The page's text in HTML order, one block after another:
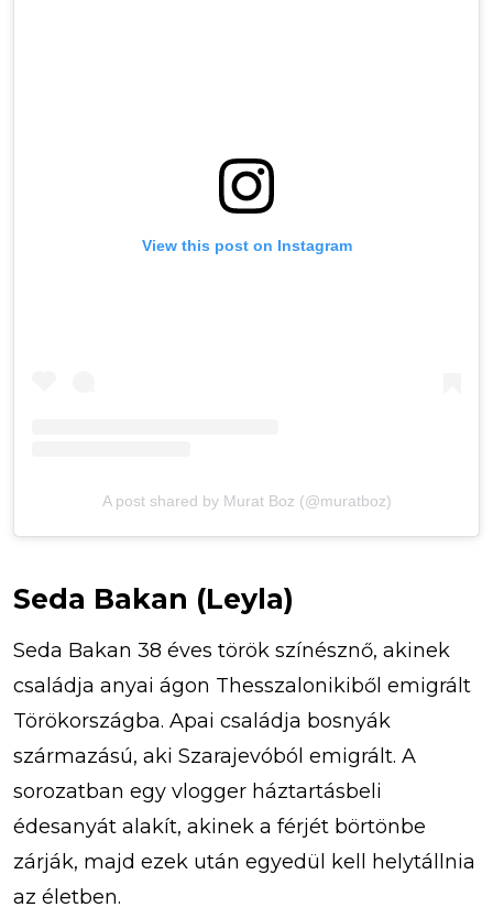
View this post on Instagram
A post shared by Murat Boz (@muratboz)
Seda Bakan (Leyla)
Seda Bakan 38 éves török ​​színésznő, akinek
családja anyai ágon Thesszalonikiből emigrált
Törökországba. Apai családja bosnyák
származású, aki Szarajevóból emigrált. A
sorozatban egy vlogger háztartásbeli
édesanyát alakít, akinek a férjét börtönbe
zárják, majd ezek után egyedül kell helytállnia
az életben.